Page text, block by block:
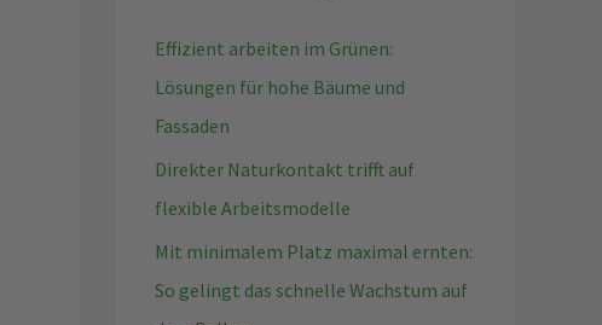
Effizient arbeiten im Grünen:
Lösungen für hohe Bäume und
Fassaden
Direkter Naturkontakt trifft auf
flexible Arbeitsmodelle
Mit minimalem Platz maximal ernten:
So gelingt das schnelle Wachstum auf